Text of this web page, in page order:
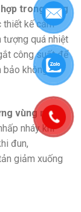
trong từng
thiết kế cảm
tượng quá nhiệt
công suất để
bảo không sự
vùng nấu
nháy khi
đun,
giảm xuống